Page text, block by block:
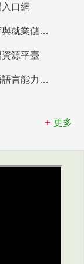
口網
青年教育與就業儲蓄帳戶
源平臺
臺灣台語語言能力認證網站
更多